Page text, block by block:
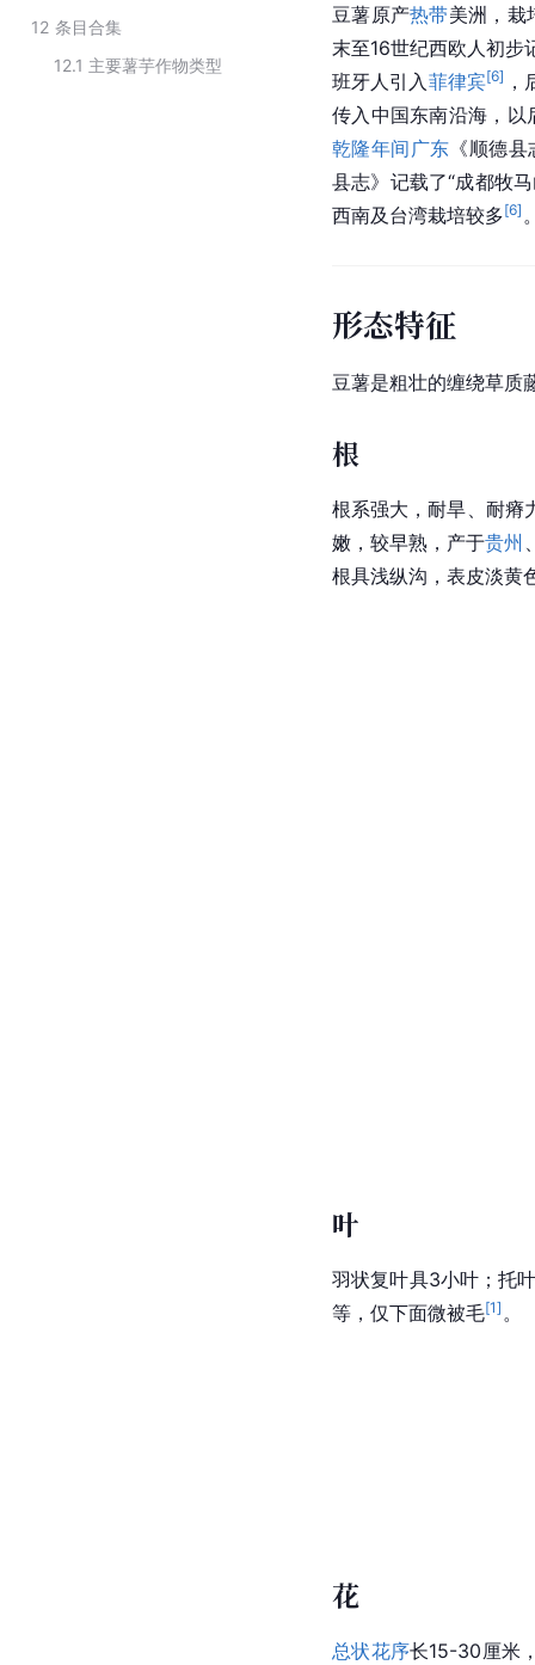
12 条目合集
12.1 主要薯芋作物类型
豆薯原产热带美洲 ，
末至16世纪西欧人初步
班牙人 引入 菲律宾[6]
传入 中国东南沿海，以
乾隆年间 广东 《顺德
县志》记载了“成都牧
西南及 台湾栽培较多[6]
形态特征
豆薯是粗壮的缠绕草质
根
根系强大，耐旱、耐瘠
嫩，较早熟，产于贵州
根具浅纵沟，表皮淡黄
叶
羽状复叶具3小叶；托
等，仅下面微被毛[1] 。
花
总状花序长15-30厘米